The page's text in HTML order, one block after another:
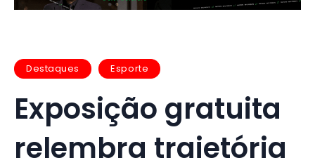
Destaques Esporte
Exposição gratuita
relembra trajetória